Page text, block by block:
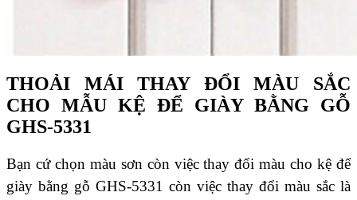
THOẢI MÁI THAY ĐỔI MÀU SẮC
CHO MẪU KỆ ĐỂ GIÀY BẰNG GỖ
GHS-5331
Bạn cứ chọn màu sơn còn việc thay đổi màu cho kệ để
giày bằng gỗ GHS-5331 còn việc thay đổi màu sắc là